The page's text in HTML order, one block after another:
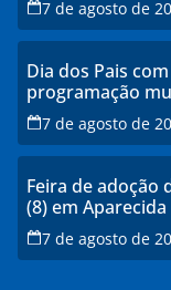
7 de agosto de
Dia dos Pais
programação
Goiânia
7 de agosto de
Feira de adoção
(8) em
7 de agosto de